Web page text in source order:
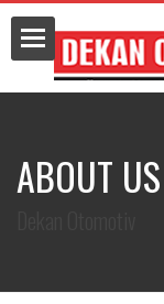
ABOUT US